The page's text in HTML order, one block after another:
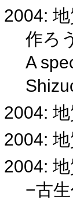
2004:
作ろ
A
2004:
2004:
2004:
−古